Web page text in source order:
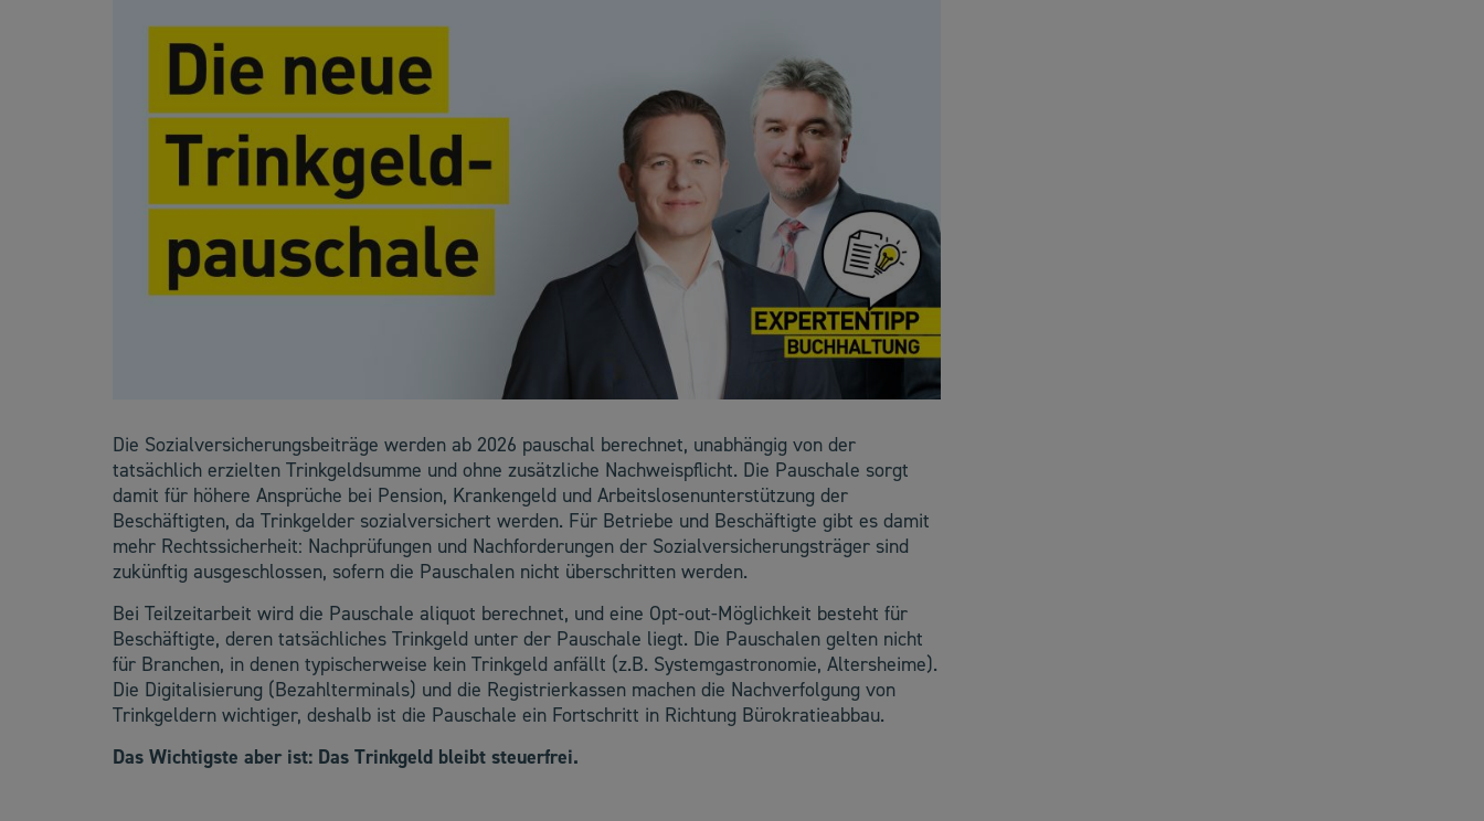
Die Sozialversicherungsbeiträge werden ab 2026 pauschal berechnet, unabhängig von der
tatsächlich erzielten Trinkgeldsumme und ohne zusätzliche Nachweispflicht. Die Pauschale sorgt
damit für höhere Ansprüche bei Pension, Krankengeld und Arbeitslosenunterstützung der
Beschäftigten, da Trinkgelder sozialversichert werden. Für Betriebe und Beschäftigte gibt es damit
mehr Rechtssicherheit: Nachprüfungen und Nachforderungen der Sozialversicherungsträger sind
zukünftig ausgeschlossen, sofern die Pauschalen nicht überschritten werden.
Bei Teilzeitarbeit wird die Pauschale aliquot berechnet, und eine Opt-out-Möglichkeit besteht für
Beschäftigte, deren tatsächliches Trinkgeld unter der Pauschale liegt. Die Pauschalen gelten nicht
für Branchen, in denen typischerweise kein Trinkgeld anfällt (z.B. Systemgastronomie, Altersheime).
Die Digitalisierung (Bezahlterminals) und die Registrierkassen machen die Nachverfolgung von
Trinkgeldern wichtiger, deshalb ist die Pauschale ein Fortschritt in Richtung Bürokratieabbau.
Das Wichtigste aber ist: Das Trinkgeld bleibt steuerfrei.